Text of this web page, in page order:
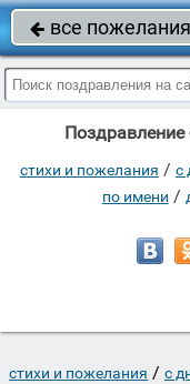
 все пожелания
стихи и пожелания / c
по имени /
стихи и пожелания / c